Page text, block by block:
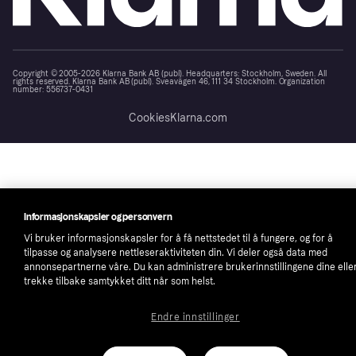
Copyright © 2005-2026 Klarna Bank AB (publ). Headquarters: Stockholm, Sweden. All
rights reserved. Klarna Bank AB (publ). Sveavägen 46, 111 34 Stockholm. Organization
number: 556737-0431
CookiesKlarna.com
Informasjonskapsler og personvern
Vi bruker informasjonskapsler for å få nettstedet til å fungere, og for å
tilpasse og analysere nettleseraktiviteten din. Vi deler også data med
annonsepartnerne våre. Du kan administrere brukerinnstillingene dine
trekke tilbake samtykket ditt når som helst.
Endre innstillinger